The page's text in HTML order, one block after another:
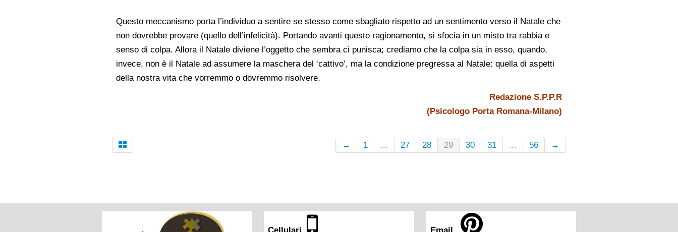
Questo meccanismo porta l’individuo a sentire se stesso come sbagliato rispetto ad un sentimento verso il Natale che
non dovrebbe provare (quello dell’infelicità). Portando avanti questo ragionamento, si sfocia in un misto tra rabbia e
senso di colpa. Allora il Natale diviene l’oggetto che sembra ci punisca; crediamo che la colpa sia in esso, quando,
invece, non è il Natale ad assumere la maschera del ‘cattivo’, ma la condizione pregressa al Natale: quella di aspetti
della nostra vita che vorremmo o dovremmo risolvere.
Redazione S.P.P.R
(Psicologo Porta Romana-Milano)
← 1 ... 27 28 29 30 31 ... 56 →